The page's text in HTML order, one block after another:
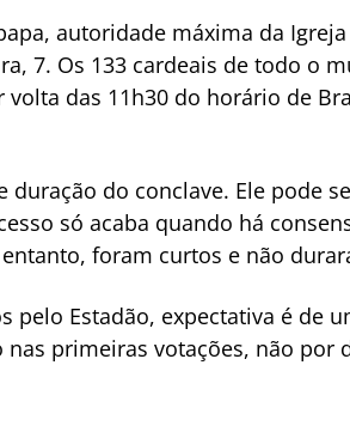
autoridade máxima da
7. Os 133 cardeais de todo o
das 11h30 do horário de
duração do conclave. Ele pode
só acaba quando há
foram curtos e não
pelo Estadão, expectativa é de
primeiras votações, não por